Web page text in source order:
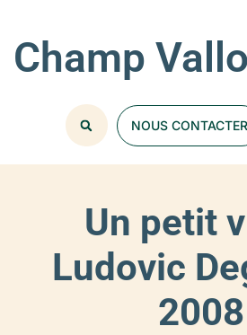
Champ
NOUS CONTACTER
Un petit
Ludovic
2008